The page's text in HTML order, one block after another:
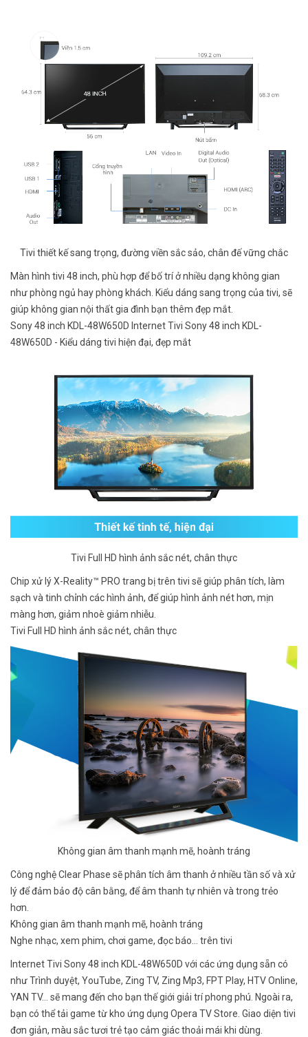
Tivi thiết kế sang trọng, đường viền sắc sảo, chân đế vững chắc
Màn hình tivi 48 inch, phù hợp để bố trí ở nhiều dạng không gian
như phòng ngủ hay phòng khách. Kiểu dáng sang trọng của tivi, sẽ
giúp không gian nội thất gia đình bạn thêm đẹp mắt.
Sony 48 inch KDL-48W650D Internet Tivi Sony 48 inch KDL-
48W650D - Kiểu dáng tivi hiện đại, đẹp mắt
Tivi Full HD hình ảnh sắc nét, chân thực
Chip xử lý X-Reality™ PRO trang bị trên tivi sẽ giúp phân tích, làm
sạch và tinh chỉnh các hình ảnh, để giúp hình ảnh nét hơn, mịn
màng hơn, giảm nhoè giảm nhiễu.
Tivi Full HD hình ảnh sắc nét, chân thực
Không gian âm thanh mạnh mẽ, hoành tráng
Công nghệ Clear Phase sẽ phân tích âm thanh ở nhiều tần số và xử
lý để đảm bảo độ cân bằng, để âm thanh tự nhiên và trong trẻo
hơn.
Không gian âm thanh mạnh mẽ, hoành tráng
Nghe nhạc, xem phim, chơi game, đọc báo... trên tivi
Internet Tivi Sony 48 inch KDL-48W650D với các ứng dụng sẵn có
như Trình duyệt, YouTube, Zing TV, Zing Mp3, FPT Play, HTV Online,
YAN TV... sẽ mang đến cho bạn thế giới giải trí phong phú. Ngoài ra,
bạn có thể tải game từ kho ứng dụng Opera TV Store. Giao diện tivi
đơn giản, màu sắc tươi trẻ tạo cảm giác thoải mái khi dùng.